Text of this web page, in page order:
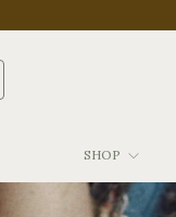
SHOP